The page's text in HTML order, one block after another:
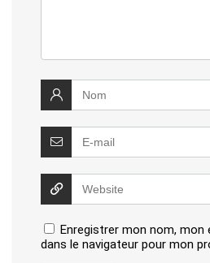
Enregistrer mon nom,
dans le navigateur pour mon